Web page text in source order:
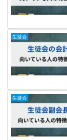
生徒会
生徒会